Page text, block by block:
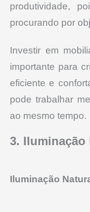
produtividade,
procurando por
Investir em
importante para
eficiente e
pode trabalhar
ao mesmo tempo.
3. Iluminação
Iluminação